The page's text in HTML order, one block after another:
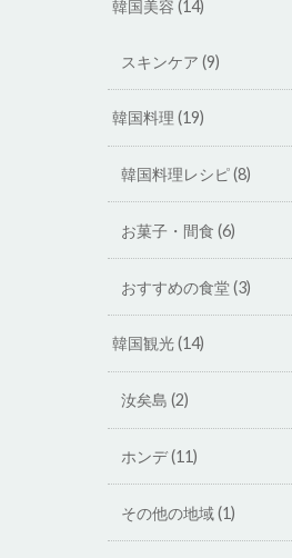
韓国美容(14)
スキンケア (9)
韓国料理(19)
韓国料理レシピ(8)
お菓子・間食 (6)
おすすめの食堂(3)
韓国観光(14)
汝矣島 (2)
ホンデ(11)
その他の地域(1)